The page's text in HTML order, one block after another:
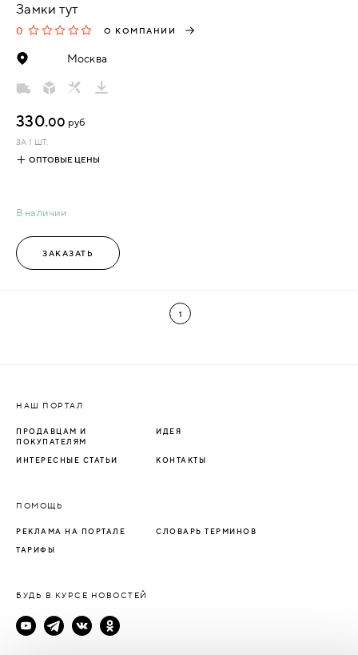
Замки тут
0 О КОМПАНИИ
Москва
В наличии
330.00 руб
ЗА 1 ШТ.
ОПТОВЫЕ ЦЕНЫ
ЗАКАЗАТЬ
1
НАШ ПОРТАЛ
ПРОДАВЦАМ И
ПОКУПАТЕЛЯМ
ИДЕЯ
ИНТЕРЕСНЫЕ СТАТЬИ КОНТАКТЫ
ПОМОЩЬ
РЕКЛАМА НА ПОРТАЛЕ СЛОВАРЬ ТЕРМИНОВ
ТАРИФЫ
БУДЬ В КУРСЕ НОВОСТЕЙ